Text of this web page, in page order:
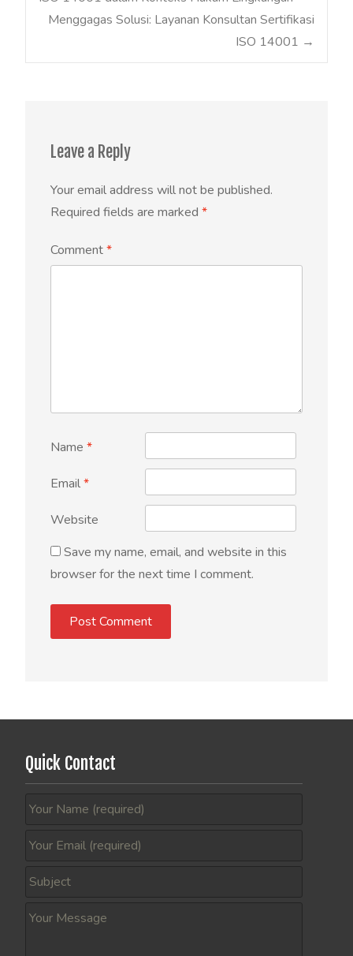
navigation
Menggagas Solusi: Layanan Konsultan Sertifikasi
ISO 14001 →
Leave a Reply
Your email address will not be published.
Required fields are marked *
Comment*
Name *
Email*
Website
Save my name, email, and website in this
browser for the next time I comment.
Quick Contact